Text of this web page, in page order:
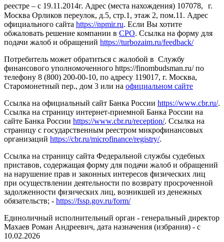
реестре – с 19.11.2014г. Адрес (места нахождения) 107078, г.
Москва Орликов переулок, д.5, стр.1, этаж 2, пом.11. Адрес
официального сайта https://npmir.ru. Если Вы хотите
обжаловать решение компании в СРО. Ссылка на форму для
подачи жалоб и обращений https://turbozaim.ru/feedback/
Потребитель может обратиться с жалобой в Службу
финансового уполномоченного https://finombudsman.ru/ по
телефону 8 (800) 200-00-10, по адресу 119017, г. Москва,
Старомонетный пер., дом 3 или на официальном сайте
Ссылка на официальный сайт Банка России https://www.cbr.ru/.
Ссылка на страницу интернет-приемной Банка России на
сайте Банка России https://www.cbr.ru/reception/. Ссылка на
страницу с государственным реестром микрофинансовых
организаций https://cbr.ru/microfinance/registry/.
Ссылка на страницу сайта Федеральной службы судебных
приставов, содержащая форму для подачи жалоб и обращений
на нарушение прав и законных интересов физических лиц
при осуществлении деятельности по возврату просроченной
задолженности физических лиц, возникшей из денежных
обязательств; - https://fssp.gov.ru/form/
Единоличный исполнительный орган - генеральный директор
Махаев Роман Андреевич, дата назначения (избрания) - с
10.02.2026